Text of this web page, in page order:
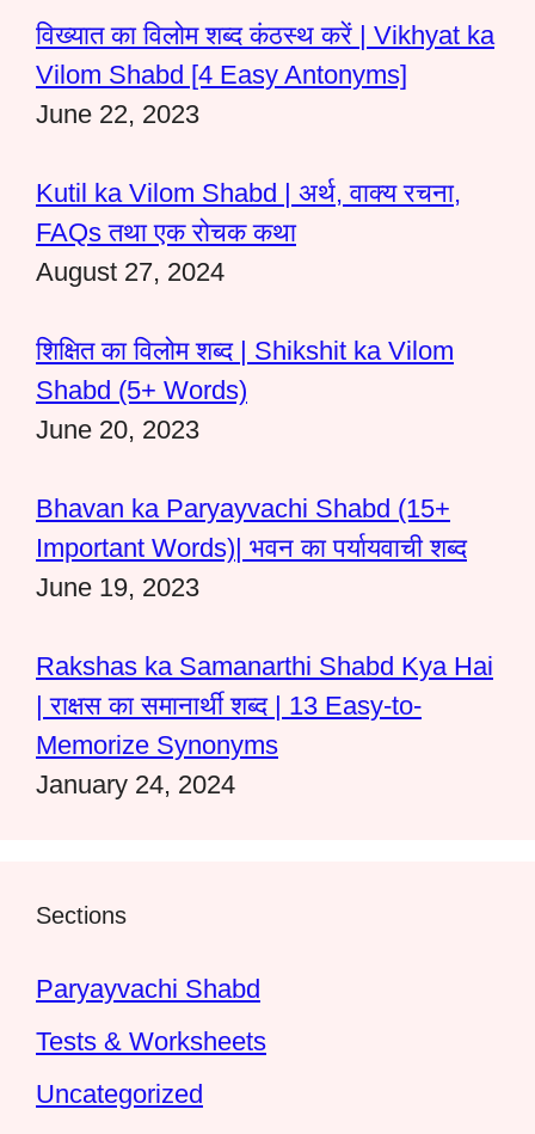
विख्यात का विलोम शब्द कंठस्थ करें | Vikhyat ka
Vilom Shabd [4 Easy Antonyms]
June 22, 2023
Kutil ka Vilom Shabd | अर्थ, वाक्य रचना,
FAQs तथा एक रोचक कथा
August 27, 2024
शिक्षित का विलोम शब्द | Shikshit ka Vilom
Shabd (5+ Words)
June 20, 2023
Bhavan ka Paryayvachi Shabd (15+
Important Words)| भवन का पर्यायवाची शब्द
June 19, 2023
Rakshas ka Samanarthi Shabd Kya Hai
| राक्षस का समानार्थी शब्द | 13 Easy-to-
Memorize Synonyms
January 24, 2024
Sections
Paryayvachi Shabd
Tests & Worksheets
Uncategorized